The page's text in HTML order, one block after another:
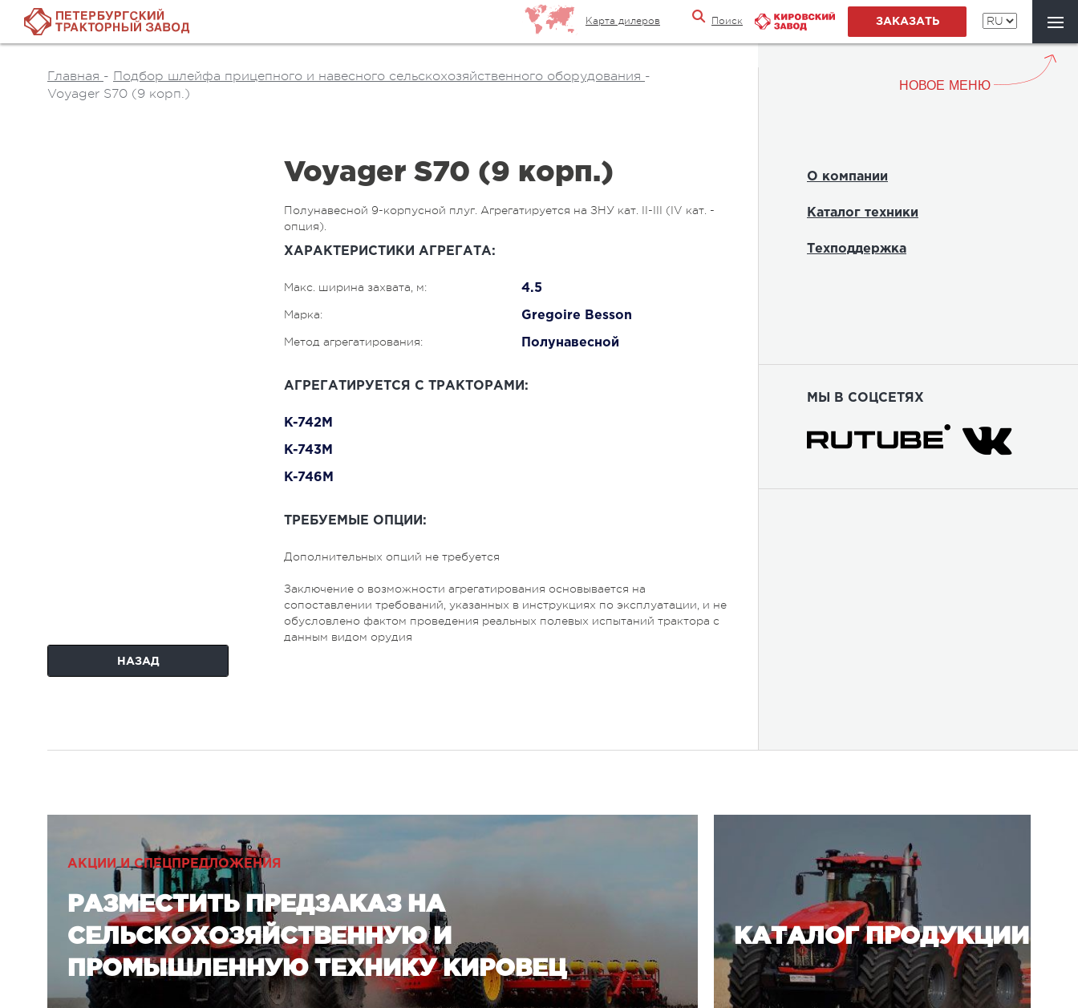
НОВОЕ МЕНЮ
ЗАКАЗАТЬ
Карта дилеров Поиск
Главная - Подбор шлейфа прицепного и навесного сельскохозяйственного оборудования -
Voyager S70 (9 корп.)
Voyager S70 (9 корп.)
Полунавесной 9-корпусной плуг. Агрегатируется на ЗНУ кат. II-III (IV кат. -
опция).
ХАРАКТЕРИСТИКИ АГРЕГАТА:
Макс. ширина захвата, м: 4.5
Марка: Gregoire Besson
Метод агрегатирования: Полунавесной
АГРЕГАТИРУЕТСЯ С ТРАКТОРАМИ:
K-742M
K-743M
K-746M
ТРЕБУЕМЫЕ ОПЦИИ:
Дополнительных опций не требуется
Заключение о возможности агрегатирования основывается на
сопоставлении требований, указанных в инструкциях по эксплуатации, и не
обусловлено фактом проведения реальных полевых испытаний трактора с
данным видом орудия
НАЗАД
О компании
Каталог техники
Техподдержка
МЫ В СОЦСЕТЯХ
АКЦИИ И СПЕЦПРЕДЛОЖЕНИЯ
РАЗМЕСТИТЬ ПРЕДЗАКАЗ НА
СЕЛЬСКОХОЗЯЙСТВЕННУЮ И
ПРОМЫШЛЕННУЮ ТЕХНИКУ КИРОВЕЦ
АКЦИИ И СПЕЦПРЕДЛОЖЕНИЯ
РАЗМЕСТИТЬ ПРЕДЗАКАЗ
ПРОМЫШЛЕННУЮ
КАТАЛОГ ПРОДУКЦИИ